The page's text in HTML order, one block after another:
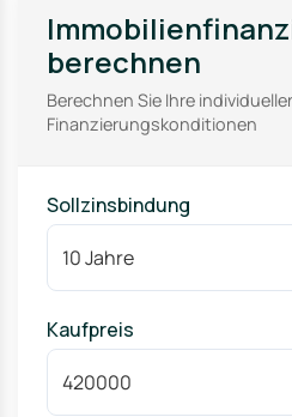
berechnen
Berechnen Sie Ihre
Finanzierungskonditionen
Sollzinsbindung
Kaufpreis